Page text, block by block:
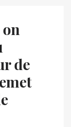
de